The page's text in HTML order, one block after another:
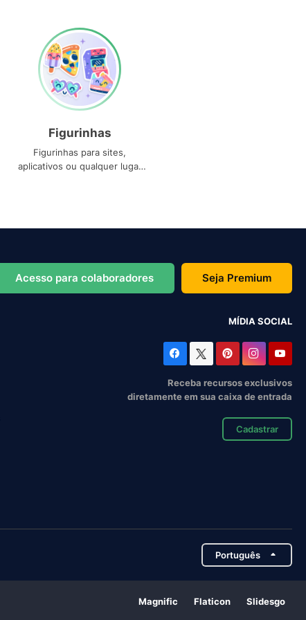
Figurinhas
Figurinhas para sites,
aplicativos ou qualquer lugar
Acesso para colaboradores Seja Premium
MÍDIA SOCIAL
Receba recursos exclusivos
diretamente em sua caixa de entrada
Cadastrar
Português
Magnific Flaticon Slidesgo